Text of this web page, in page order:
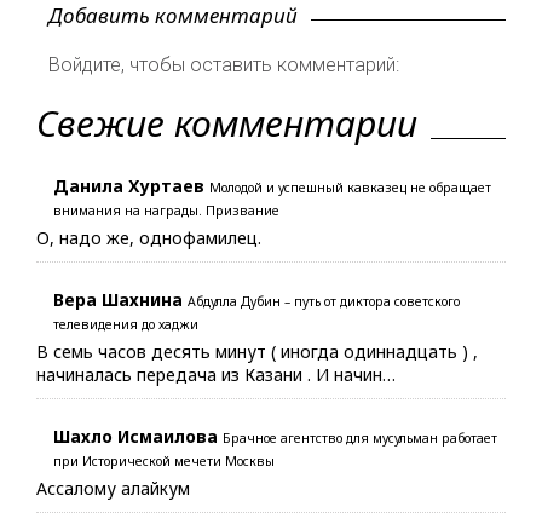
Добавить комментарий
Войдите, чтобы оставить комментарий:
Свежие комментарии
Данила Хуртаев Молодой и успешный кавказец не обращает
внимания на награды. Призвание
О, надо же, однофамилец.
Вера Шахнина Абдулла Дубин – путь от диктора советского
телевидения до хаджи
В семь часов десять минут ( иногда одиннадцать ) ,
начиналась передача из Казани . И начин…
Шахло Исмаилова Брачное агентство для мусульман работает
при Исторической мечети Москвы
Ассалому алайкум